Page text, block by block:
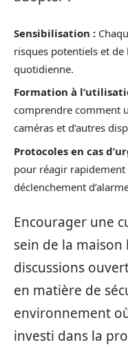
Sensibilisation :
risques potentiels et de
quotidienne.
Formation à
comprendre comment
caméras et d’autres
Protocoles en cas
pour réagir rapidement
déclenchement
Encourager une
sein de la maison
discussions
en matière de
environnement
investi dans la